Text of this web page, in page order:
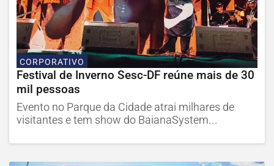
CORPORATIVO
Festival de Inverno Sesc-DF reúne mais de 30
mil pessoas
Evento no Parque da Cidade atrai milhares de
visitantes e tem show do BaianaSystem...